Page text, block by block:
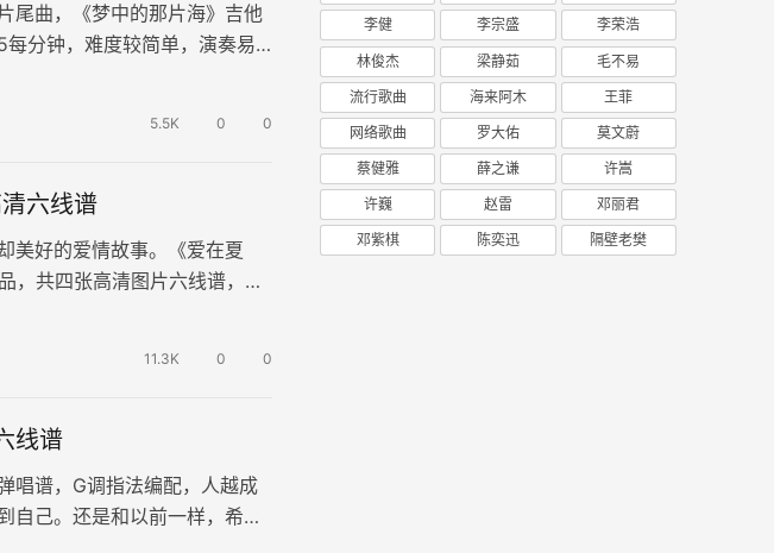
尾曲，《梦中的那片海》吉他
分钟，难度较简单，演奏易
5.5K 0 0
六线谱
美好的爱情故事。《爱在夏
，共四张高清图片六线谱，吉
11.3K 0 0
线谱
唱谱，G调指法编配，人越成
自己。还是和以前一样，希望
李健 李宗盛 李荣浩
林俊杰 梁静茹 毛不易
流行歌曲 海来阿木 王菲
网络歌曲 罗大佑 莫文蔚
蔡健雅 薛之谦 许嵩
许巍 赵雷 邓丽君
邓紫棋 陈奕迅 隔壁老樊